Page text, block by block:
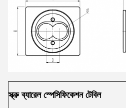
স্ক্রু ব্যারেল স্পেসিফিকেশন টেবিল